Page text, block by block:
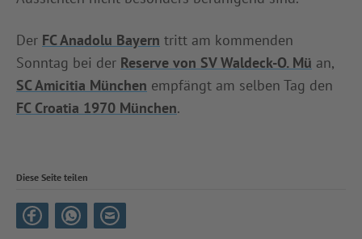
Der FC Anadolu Bayern tritt am kommenden
Sonntag bei der Reserve von SV Waldeck-O. Mü an,
SC Amicitia München empfängt am selben Tag den
FC Croatia 1970 München.
Diese Seite teilen